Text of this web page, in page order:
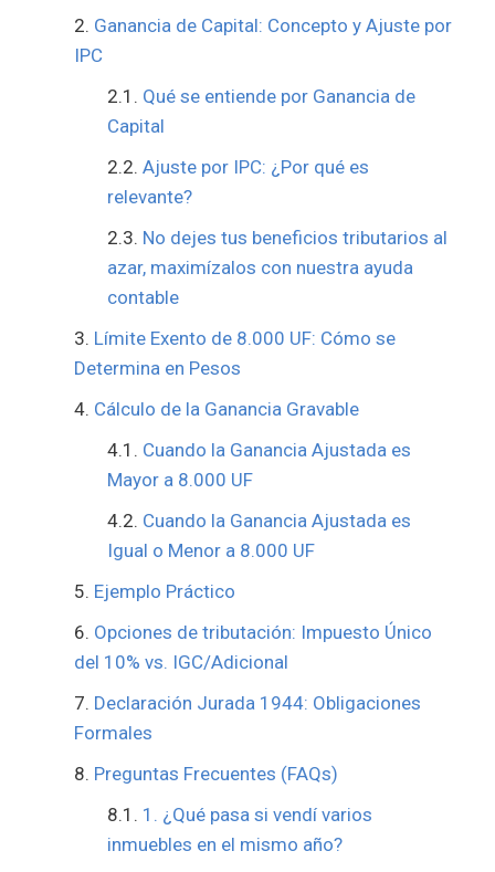
Ganancia de Capital: Concepto y Ajuste por
IPC
Qué se entiende por Ganancia de
Capital
Ajuste por IPC: ¿Por qué es
relevante?
No dejes tus beneficios tributarios al
azar, maximízalos con nuestra ayuda
contable
Límite Exento de 8.000 UF: Cómo se
Determina en Pesos
Cálculo de la Ganancia Gravable
Cuando la Ganancia Ajustada es
Mayor a 8.000 UF
Cuando la Ganancia Ajustada es
Igual o Menor a 8.000 UF
Ejemplo Práctico
Opciones de tributación: Impuesto Único
del 10% vs. IGC/Adicional
Declaración Jurada 1944: Obligaciones
Formales
Preguntas Frecuentes (FAQs)
1. ¿Qué pasa si vendí varios
inmuebles en el mismo año?